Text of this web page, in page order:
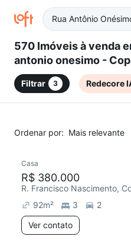
570 Imóveis à venda em rua
antonio onesimo -
Belo Horizonte, MG
Filtrar 3 Redecore
Ordenar por: Mais relevante
Casa
R$ 380.000
R. Francisco Nascimento,
92m² 3
2
Ver contato